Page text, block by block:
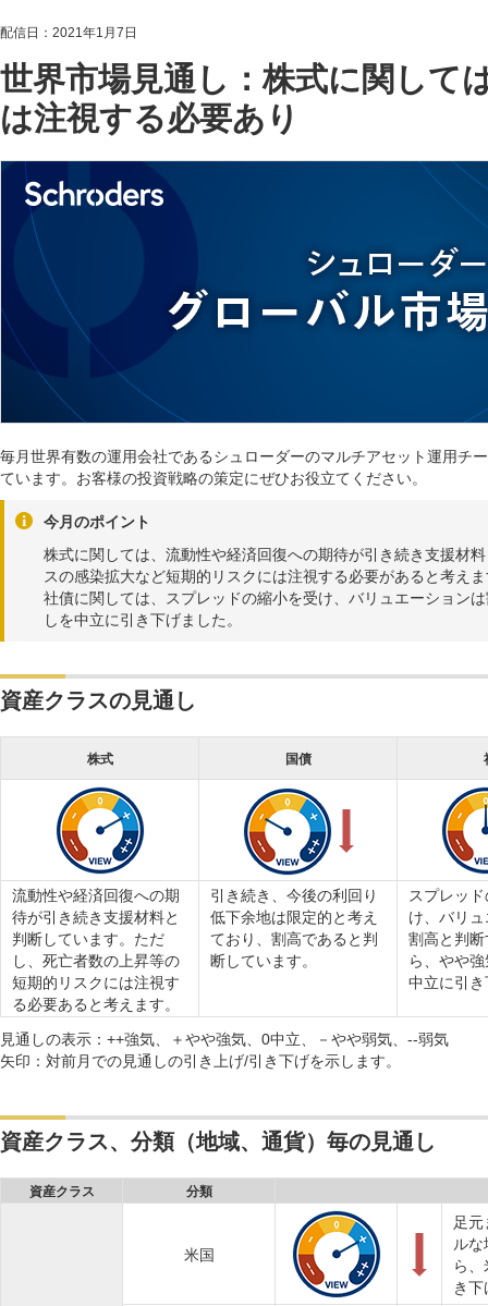
配信日：2021年1月7日
世界市場見通し：株式に関して
は注視する必要あり
毎月世界有数の運用会社であるシュローダーのマルチアセット運用チ
ています。お客様の投資戦略の策定にぜひお役立てください。
今月のポイント
株式に関しては、流動性や経済回復への期待が引き続き支援材
スの感染拡大など短期的リスクには注視する必要があると考え
社債に関しては、スプレッドの縮小を受け、バリュエーション
しを中立に引き下げました。
資産クラスの見通し
株式 国債
流動性や経済回復への期
待が引き続き支援材料と
判断しています。ただ
し、死亡者数の上昇等の
短期的リスクには注視す
る必要あると考えます。
引き続き、今後の利回り
低下余地は限定的と考え
ており、割高であると判
断しています。
スプレッ
け、バリ
割高と判
ら、やや
中立に引
見通しの表示：++強気、＋やや強気、0中立、－やや弱気、--弱気
矢印：対前月での見通しの引き上げ/引き下げを示します。
資産クラス、分類（地域、通貨）毎の見通し
資産クラス 分類
米国
足
ル
ら
き